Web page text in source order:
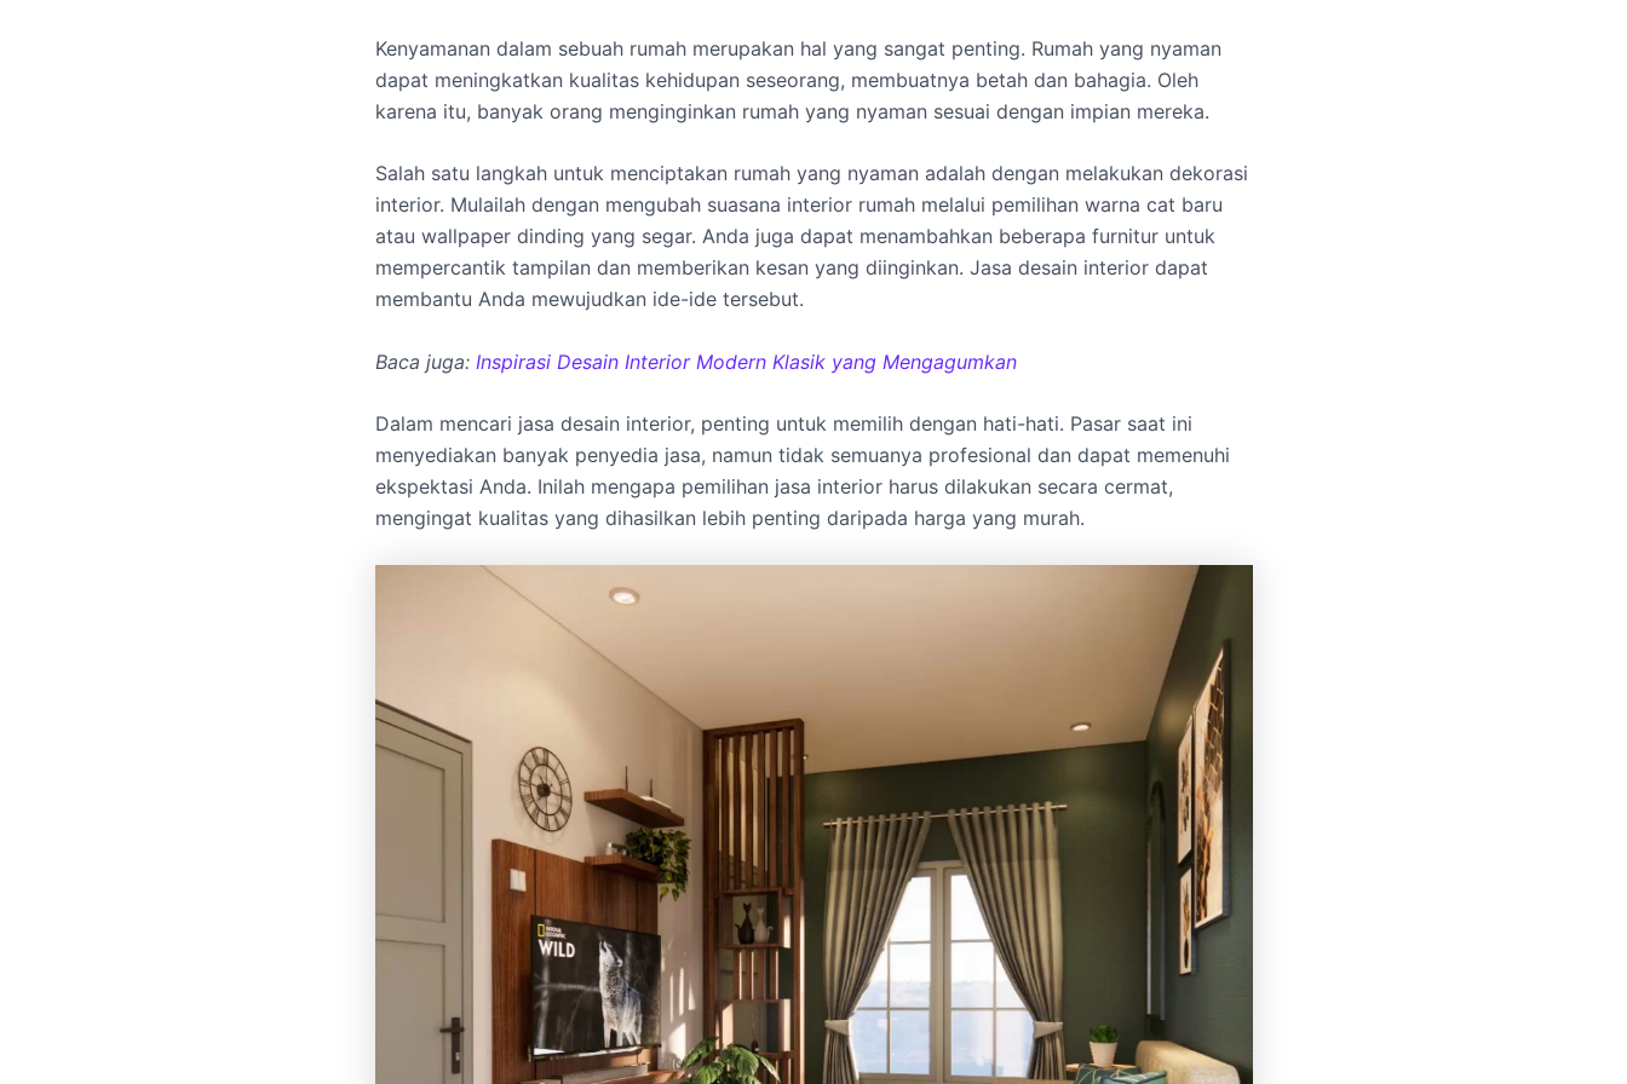
Kenyamanan dalam sebuah rumah merupakan hal yang sangat penting. Rumah yang nyaman
dapat meningkatkan kualitas kehidupan seseorang, membuatnya betah dan bahagia. Oleh
karena itu, banyak orang menginginkan rumah yang nyaman sesuai dengan impian mereka.
Salah satu langkah untuk menciptakan rumah yang nyaman adalah dengan melakukan dekorasi
interior. Mulailah dengan mengubah suasana interior rumah melalui pemilihan warna cat baru
atau wallpaper dinding yang segar. Anda juga dapat menambahkan beberapa furnitur untuk
mempercantik tampilan dan memberikan kesan yang diinginkan. Jasa desain interior dapat
membantu Anda mewujudkan ide-ide tersebut.
Baca juga: Inspirasi Desain Interior Modern Klasik yang Mengagumkan
Dalam mencari jasa desain interior, penting untuk memilih dengan hati-hati. Pasar saat ini
menyediakan banyak penyedia jasa, namun tidak semuanya profesional dan dapat memenuhi
ekspektasi Anda. Inilah mengapa pemilihan jasa interior harus dilakukan secara cermat,
mengingat kualitas yang dihasilkan lebih penting daripada harga yang murah.